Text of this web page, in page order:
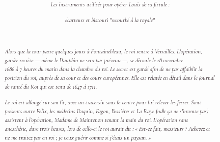
Les instruments utilisés pour opérer Louis de sa fistule :
écarteurs et bistouri "recourbé à la royale"
Alors que la cour passe quelques jours à Fontainebleau, le roi rentre à Versailles. L'opération,
gardée secrète — même le Dauphin ne sera pas prévenu —, se déroule le 18 novembre
1686 à 7 heures du matin dans la chambre du roi. Le secret est gardé afin de ne pas affaiblir la
position du roi, auprès de sa cour et des cours européennes. Elle est relatée en détail dans le Journal
de santé du Roi qui est tenu de 1647 à 1711.
Le roi est allongé sur son lit, avec un traversin sous le ventre pour lui relever les fesses. Sont
présents outre Félix, les médecins Daquin, Fagon, Bessières et La Raye (ndlr ça ne s'invente pas)
assistent à l'opération, Madame de Maintenon tenant la main du roi. L'opération sans
anesthésie, dure trois heures, lors de celle-ci le roi aurait dit : « Est-ce fait, messieurs ? Achevez et
ne me traitez pas en roi ; je veux guérir comme si j'étais un paysan. »